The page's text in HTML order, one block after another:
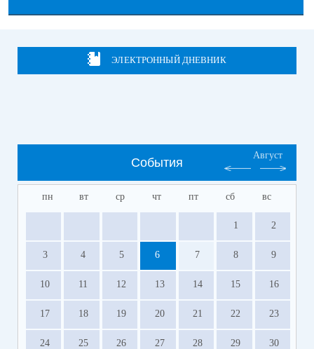
ЭЛЕКТРОННЫЙ ДНЕВНИК
События
Август
пн вт ср чт пт сб вс
1 2
3 4 5 6 7 8 9
10 11 12 13 14 15 16
17 18 19 20 21 22 23
24 25 26 27 28 29 30